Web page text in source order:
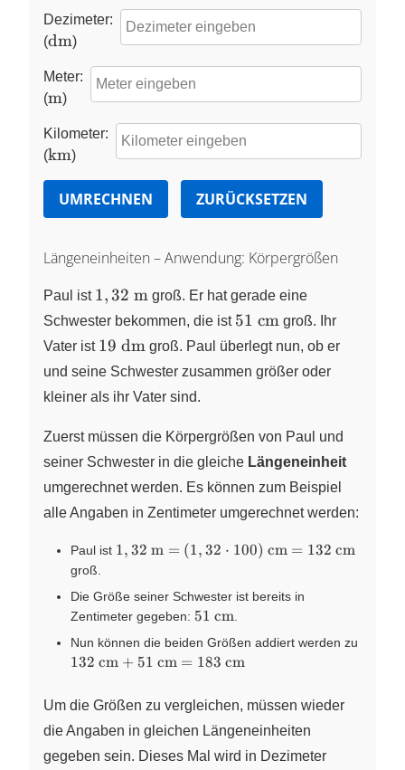
Dezimeter:
(\pu{dm}
dm)
Meter:
(\pu{m}
m)
Kilometer:
(\pu{km}
km)
UMRECHNEN ZURÜCKSETZEN
Längeneinheiten – Anwendung: Körpergrößen
Paul ist 1,32~\text{m}
1,32 m groß. Er hat gerade eine
Schwester bekommen, die ist 51~\text{cm}
51 cm groß. Ihr
Vater ist 19~\text{dm}
19 dm groß. Paul überlegt nun, ob er
und seine Schwester zusammen größer oder
kleiner als ihr Vater sind.
Zuerst müssen die Körpergrößen von Paul und
seiner Schwester in die gleiche Längeneinheit
umgerechnet werden. Es können zum Beispiel
alle Angaben in Zentimeter umgerechnet werden:
Paul ist 1,32~\text{m}=(1,32\cdot
1, 32 m = (1, 32 ⋅ 100) cm = 132 cm
groß.
Die Größe seiner Schwester ist bereits in
Zentimeter gegeben: 51~\text{cm}
51 cm
Nun können die beiden Größen addiert werden zu
132 cm + 51 cm = 183 cm
Um die Größen zu vergleichen, müssen wieder
die Angaben in gleichen Längeneinheiten
gegeben sein. Dieses Mal wird in Dezimeter